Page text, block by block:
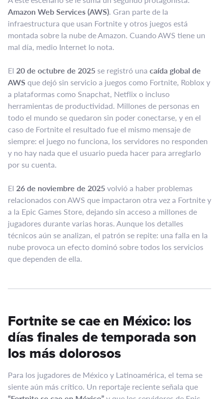
Amazon Web Services (AWS). Gran parte de la
infraestructura que usan Fortnite y otros juegos está
montada sobre la nube de Amazon. Cuando AWS tiene un
mal día, medio Internet lo nota.
El 20 de octubre de 2025 se registró una caída global de
AWS que dejó sin servicio a juegos como Fortnite, Roblox y
a plataformas como Snapchat, Netflix o incluso
herramientas de productividad. Millones de personas en
todo el mundo se quedaron sin poder conectarse, y en el
caso de Fortnite el resultado fue el mismo mensaje de
siempre: el juego no funciona, los servidores no responden
y no hay nada que el usuario pueda hacer para arreglarlo
por su cuenta.
El 26 de noviembre de 2025volvió a haber problemas
relacionados con AWS que impactaron otra vez a Fortnite y
a la Epic Games Store, dejando sin acceso a millones de
jugadores durante varias horas. Aunque los detalles
técnicos aún se analizan, el patrón se repite: una falla en la
nube provoca un efecto dominó sobre todos los servicios
que dependen de ella.
Fortnite se cae en México: los
días finales de temporada son
los más dolorosos
Para los jugadores de México y Latinoamérica, el tema se
siente aún más crítico. Un reportaje reciente señala que